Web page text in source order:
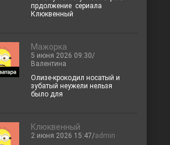
прдолжение сериала
Клюквенный
Мажорка
5 июня 2026 09:30/
Валентина
Олизе-крокодил носатый и
зубатый неужели нельзя
было для
Клюквенный
2 июня 2026 15:47/admin